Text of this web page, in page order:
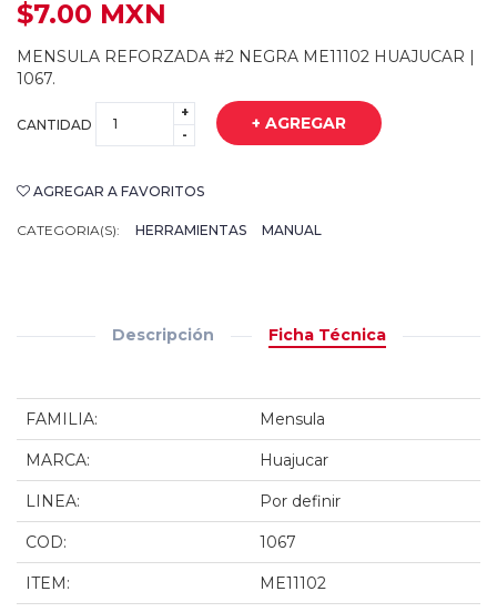
$7.00 MXN
MENSULA REFORZADA #2 NEGRA ME11102 HUAJUCAR |
1067.
CANTIDAD
+
-
+ AGREGAR
AGREGAR A FAVORITOS
CATEGORIA(S): HERRAMIENTAS MANUAL
Descripción Ficha Técnica
FAMILIA: Mensula
MARCA: Huajucar
LINEA: Por definir
COD: 1067
ITEM: ME11102